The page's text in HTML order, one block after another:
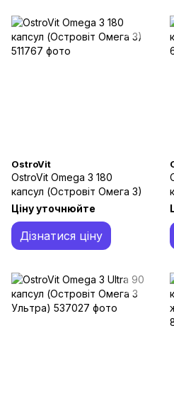
OstroVit
OstroVit Omega 3 180
капсул (Островіт Омега 3)
Ціну уточнюйте
Дізнатися ціну